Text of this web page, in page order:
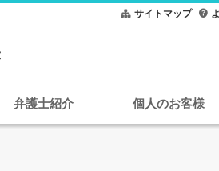
サイトマップ
弁護士紹介 個人のお客様